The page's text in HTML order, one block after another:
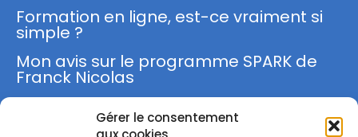
Gérer le consentement
Formation en ligne, est-ce vraiment si
simple ?
Mon avis sur le programme SPARK de
Franck Nicolas
S'inscrire